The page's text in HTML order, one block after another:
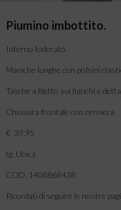
Piumino imbottito.
Interno foderato.
Maniche lunghe con polsini
Tasche a filetto sui fianchi e
Chiusura frontale con cerniera.
€ 39,95
tg. Unica
COD. 1408868438
Ricordati di seguire le nostre